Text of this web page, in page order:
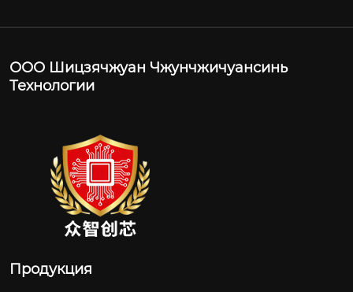
ООО Шицзячжуан Чжунчжичуансинь
Технологии
Продукция